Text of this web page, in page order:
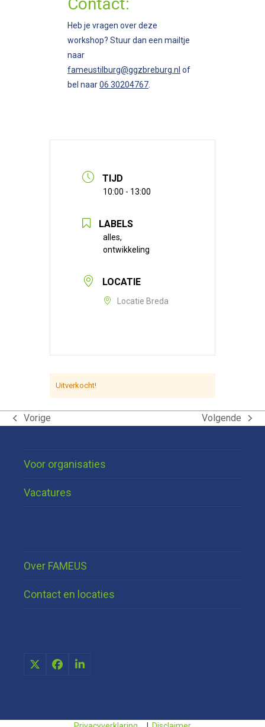
Heb je vragen over deze
workshop? Stuur dan een mailtje
naar
fameustilburg@ggzbreburg.nl of
bel naar06 30204767
TIJD
10:00 - 13:00
LABELS
alles,
ontwikkeling
LOCATIE
Locatie Breda
Uitverkocht!
previous
Vorige
next
Volgende
Voor organisaties
Vacatures
Over FAMEUS
Contact en locaties
X FacebookLinkedIn